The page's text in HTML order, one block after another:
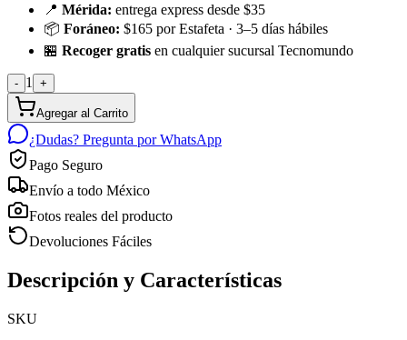
📍 Mérida: entrega express desde $35
📦 Foráneo: $165 por Estafeta · 3–5 días hábiles
🏪 Recoger gratis en cualquier sucursal Tecnomundo
- 1 +
Agregar al Carrito
¿Dudas? Pregunta por WhatsApp
Pago Seguro
Envío a todo México
Fotos reales del producto
Devoluciones Fáciles
Descripción y Características
SKU